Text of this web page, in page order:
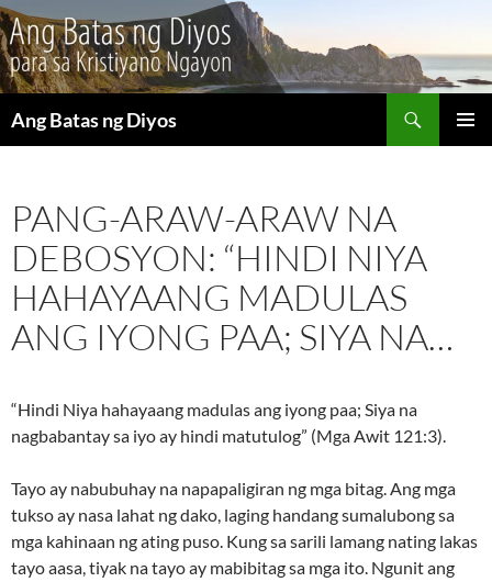
Ang Batas ng Diyos
PANG-ARAW-ARAW NA
DEBOSYON: “HINDI NIYA
HAHAYAANG MADULAS
ANG IYONG PAA; SIYA NA…
“Hindi Niya hahayaang madulas ang iyong paa; Siya na
nagbabantay sa iyo ay hindi matutulog” (Mga Awit 121:3).
Tayo ay nabubuhay na napapaligiran ng mga bitag. Ang mga
tukso ay nasa lahat ng dako, laging handang sumalubong sa
mga kahinaan ng ating puso. Kung sa sarili lamang nating lakas
tayo aasa, tiyak na tayo ay mabibitag sa mga ito. Ngunit ang